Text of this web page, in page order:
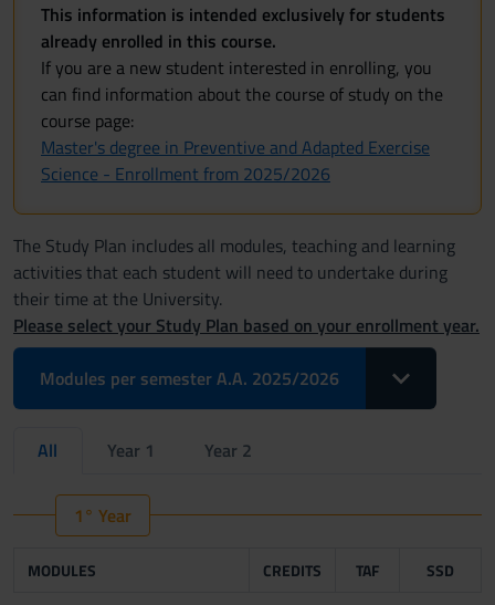
This information is intended exclusively for students
already enrolled in this course.
If you are a new student interested in enrolling, you
can find information about the course of study on the
course page:
Master's degree in Preventive and Adapted Exercise
Science - Enrollment from 2025/2026
The Study Plan includes all modules, teaching and learning
activities that each student will need to undertake during
their time at the University.
Please select your Study Plan based on your enrollment year.
Modules per semester A.A. 2025/2026
Toggle
All Year 1 Year 2
1° Year
MODULES CREDITS TAF SSD